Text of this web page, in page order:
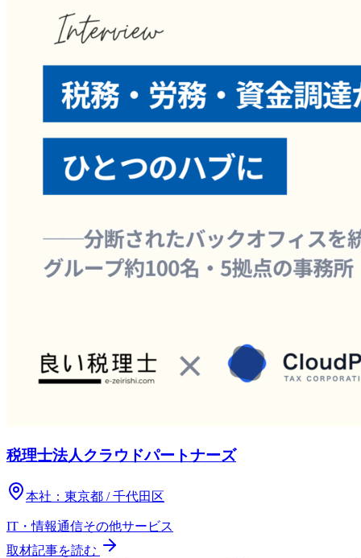
税理士法人クラウドパートナーズ
本社： 東京都 / 千代田区
IT・情報通信その他サービス
取材記事を読む